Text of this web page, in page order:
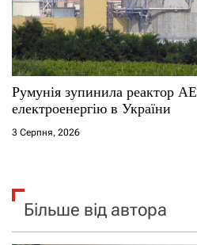
Румунія зупинила реактор
електроенергію в України
3 Серпня, 2026
Більше від автора